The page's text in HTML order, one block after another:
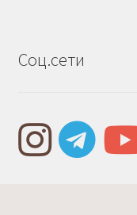
Соц.сети